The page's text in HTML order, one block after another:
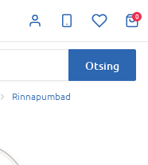
0
Otsing
Rinnapumbad